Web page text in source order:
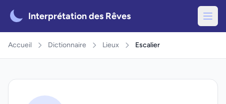
Interprétation des Rêves
Accueil Dictionnaire Lieux Escalier